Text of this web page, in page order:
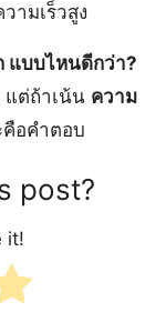
ามเร็วสูง
แบบไหนดีกว่า?
แต่ถ้าเน้น ความ
คือคำตอบ
post?
it!